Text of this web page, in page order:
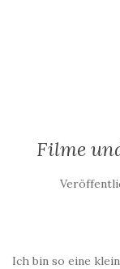
Filme
Ich bin so eine